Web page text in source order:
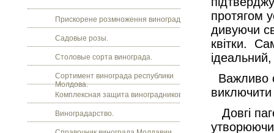
Прискорене розмноження винограду.
Садовые розы.
Столовые сорта винограда.
Сортимент винограда республики
Молдова.
Комплексная защита виноградников.
Виноградарство.
протягом
дивуючи
квітки.
ідеальний,
Важливо
виключити
Довгі